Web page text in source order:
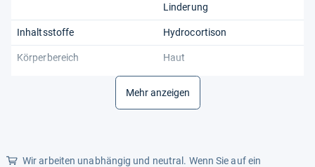
Linderung
Inhaltsstoffe Hydrocortison
Körperbereich Haut
Siehe Verpackung
Mindesthaltbarkeitsdatum Siehe Verpackung
Pharmazentralnummer (PZN) 16808483
Mehr anzeigen
Wir arbeiten unabhängig und neutral. Wenn Sie auf ein